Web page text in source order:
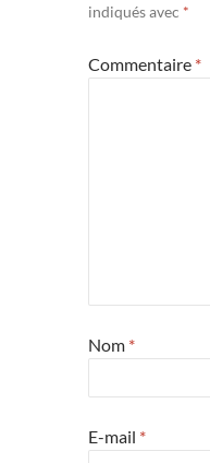
indiqués avec *
Commentaire *
Nom *
E-mail *